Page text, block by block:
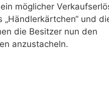
möglicher
und
die Besitzer nun den
anzustacheln.